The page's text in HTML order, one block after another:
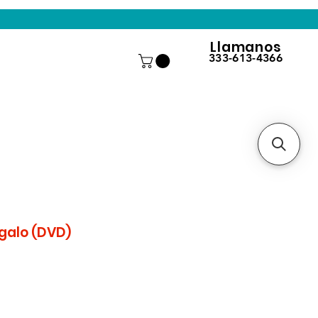
Llamanos
333-613-4366
(DVD)